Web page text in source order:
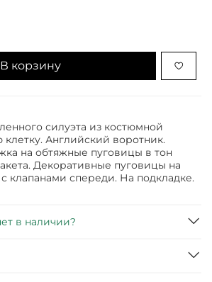
В корзину
силуэта из костюмной
Английский воротник.
на обтяжные пуговицы в тон
Декоративные пуговицы на
клапанами спереди. На подкладке.
в наличии?